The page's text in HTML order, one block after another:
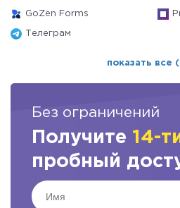
GoZen Forms
Телеграм
показать все
Без ограничений
Получите 14-
пробный